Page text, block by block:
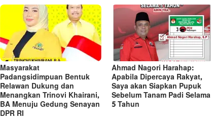
Masyarakat
Padangsidimpuan Bentuk
Relawan Dukung dan
Menangkan Trinovi Khairani,
BA Menuju Gedung Senayan
DPR RI
Ahmad Nagori Harahap:
Apabila Dipercaya Rakyat,
Saya akan Siapkan Pupuk
Sebelum Tanam Padi Selama
5 Tahun